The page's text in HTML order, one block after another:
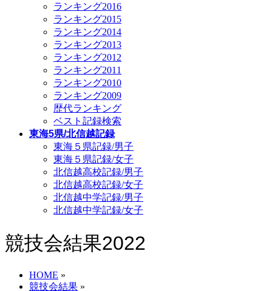
ランキング2016
ランキング2015
ランキング2014
ランキング2013
ランキング2012
ランキング2011
ランキング2010
ランキング2009
歴代ランキング
ベスト記録検索
東海5県/北信越記録
東海５県記録/男子
東海５県記録/女子
北信越高校記録/男子
北信越高校記録/女子
北信越中学記録/男子
北信越中学記録/女子
競技会結果2022
HOME »
競技会結果 »